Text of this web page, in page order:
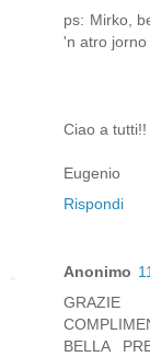
ps: Mirko,
'n atro jorno
Ciao a tutti!!
Eugenio
Rispondi
Anonimo
BELLA